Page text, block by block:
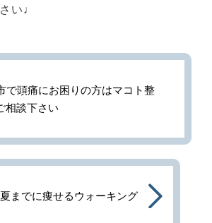
い♩
で頭痛にお困りの方はマコト整
相談下さい
夏までに痩せるウォーキング